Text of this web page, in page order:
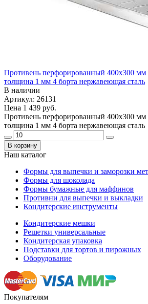
Противень перфорированный 400х300
толщина 1 мм 4 борта нержавеющая сталь
В наличии
Артикул: 26131
Цена 1 439 руб.
Противень перфорированный 400х300
толщина 1 мм 4 борта нержавеющая сталь
В корзину
Наш каталог
Формы для выпечки и заморозки
Формы для шоколада
Формы бумажные для маффинов
Противни для выпечки и выкладки
Кондитерские инструменты
Кондитерские мешки
Решетки универсальные
Кондитерская упаковка
Подставки для тортов и пирожных
Оборудование
Покупателям